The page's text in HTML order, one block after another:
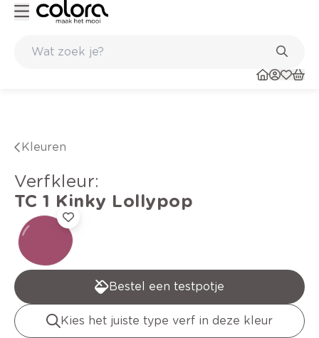
Kleuren
verfkleur:
TC 1 Kinky Lollypop
Bestel een testpotje
Kies het juiste type verf in deze kleur